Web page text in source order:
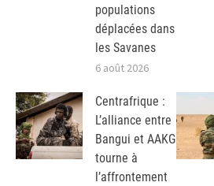
populations
déplacées dans
les Savanes
6 août 2026
Centrafrique :
L’alliance entre
Bangui et AAKG
tourne à
l’affrontement